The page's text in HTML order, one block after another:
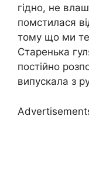
гідно, не
помстилася
тому що ми
Старенька
постійно
випускала з